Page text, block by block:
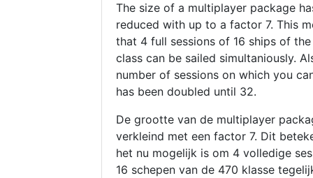
The size of a multiplayer package
reduced with up to a factor 7. This
that 4 full sessions of 16 ships of
class can be sailed simultaniously.
number of sessions on which you
has been doubled until 32.
De grootte van de multiplayer
verkleind met een factor 7. Dit
het nu mogelijk is om 4 volledige
16 schepen van de 470 klasse